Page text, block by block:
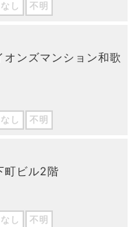
なし 不明
ンズマンション和歌
なし 不明
町ビル2階
なし 不明